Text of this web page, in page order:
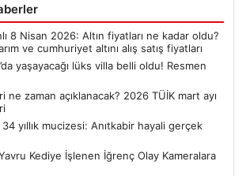
8 Nisan 2026: Altın fiyatları ne kadar oldu?
ve cumhuriyet altını alış satış fiyatları
yaşayacağı lüks villa belli oldu! Resmen
ne zaman açıklanacak? 2026 TÜİK mart ayı
34 yıllık mucizesi: Anıtkabir hayali gerçek
Kediye İşlenen İğrenç Olay Kameralara